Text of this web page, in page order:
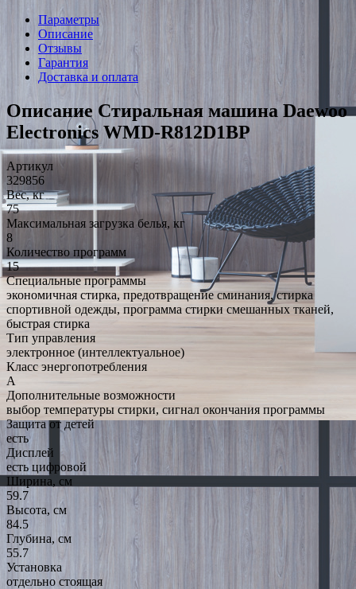
Параметры
Описание
Отзывы
Гарантия
Доставка и оплата
Описание Стиральная машина Daewoo
Electronics WMD-R812D1BP
Артикул
329856
Вес, кг
75
Максимальная загрузка белья, кг
8
Количество программ
15
Специальные программы
экономичная стирка, предотвращение сминания, стирка
спортивной одежды, программа стирки смешанных тканей,
быстрая стирка
Тип управления
электронное (интеллектуальное)
Класс энергопотребления
A
Дополнительные возможности
выбор температуры стирки, сигнал окончания программы
Защита от детей
есть
Дисплей
есть цифровой
Ширина, см
59.7
Высота, см
84.5
Глубина, см
55.7
Установка
отдельно стоящая